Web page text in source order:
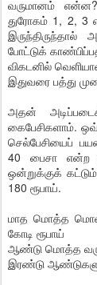
வருமானம் என்ன?
துரோகம் 1, 2, 3
போட்டுக்
விகடனில்
இதுவரை பத்து
அதன்
கைபேசிகளாம்.
செல்பேசியைப்
40 பைசா என்ற
ஒன்றுக்குக்
180 ரூபாய்.
மாத மொத்த
கோடி ரூபாய்
ஆண்டு மொத்த
இரண்டு